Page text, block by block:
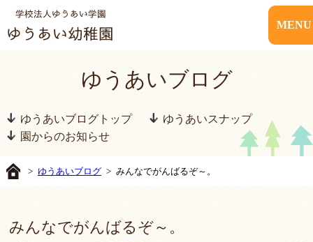
MENU
ゆうあいブログ
ゆうあいブログトップ
ゆうあいスナップ
園からのお知らせ
> ゆうあいブログ> みんなでがんばるぞ～。
みんなでがんばるぞ～。